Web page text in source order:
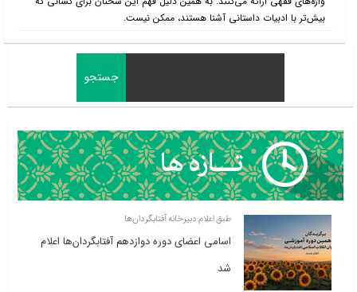
بیش‌تر با ادبیات داستانی آشنا هستند، ممکن نیست.
طبق اعلام دبیرخانه آفتابگردان‌ها
اسامی اعضای دوره دوازدهم آفتابگردان‌ها اعلام
شد